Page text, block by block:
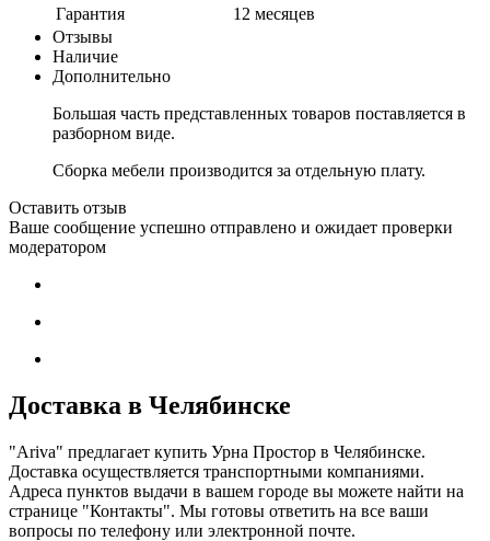
Гарантия
12 месяцев
Отзывы
Наличие
Дополнительно
Большая часть представленных товаров поставляется в
разборном виде.
Сборка мебели производится за отдельную плату.
Оставить отзыв
Ваше сообщение успешно отправлено и ожидает проверки
модератором
Доставка в Челябинске
"Ariva" предлагает купить Урна Простор в Челябинске.
Доставка осуществляется транспортными компаниями.
Адреса пунктов выдачи в вашем городе вы можете найти на
странице "Контакты". Мы готовы ответить на все ваши
вопросы по телефону или электронной почте.